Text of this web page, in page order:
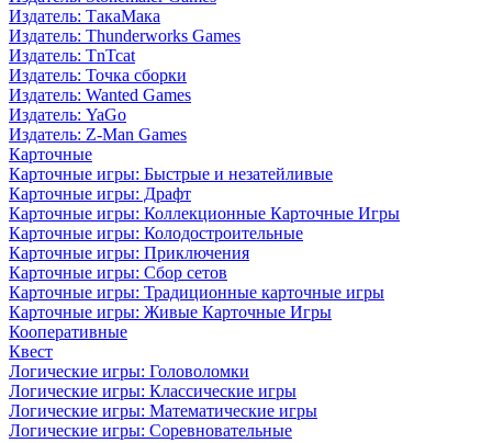
Издатель: ТакаМака
Издатель: Thunderworks Games
Издатель: TnTcat
Издатель: Точка сборки
Издатель: Wanted Games
Издатель: YaGo
Издатель: Z-Man Games
Карточные
Карточные игры: Быстрые и незатейливые
Карточные игры: Драфт
Карточные игры: Коллекционные Карточные Игры
Карточные игры: Колодостроительные
Карточные игры: Приключения
Карточные игры: Сбор сетов
Карточные игры: Традиционные карточные игры
Карточные игры: Живые Карточные Игры
Кооперативные
Квест
Логические игры: Головоломки
Логические игры: Классические игры
Логические игры: Математические игры
Логические игры: Соревновательные